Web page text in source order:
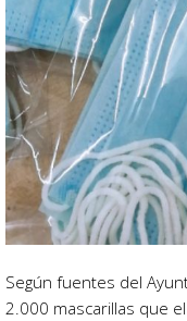
Según fuentes del
2.000 mascarillas que